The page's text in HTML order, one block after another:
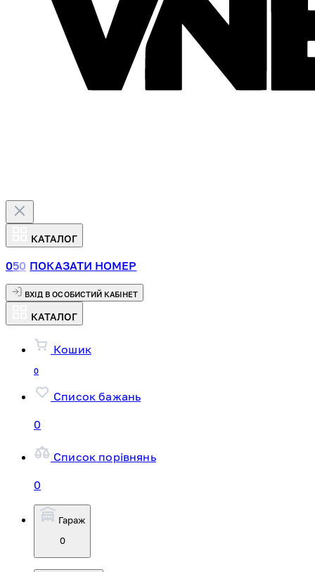
КАТАЛОГ
050 ПОКАЗАТИ НОМЕР
ВХІД В ОСОБИСТИЙ КАБІНЕТ
КАТАЛОГ
Кошик
0
Список бажань
0
Список порівнянь
0
Гараж
0